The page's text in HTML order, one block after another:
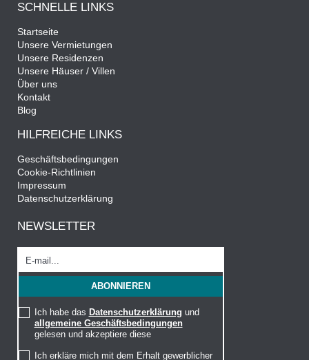
SCHNELLE LINKS
Startseite
Unsere Vermietungen
Unsere Residenzen
Unsere Häuser / Villen
Über uns
Kontakt
Blog
HILFREICHE LINKS
Geschäftsbedingungen
Cookie-Richtlinien
Impressum
Datenschutzerklärung
NEWSLETTER
Ich habe das Datenschutzerklärung und
allgemeine Geschäftsbedingungen
gelesen und akzeptiere diese
Ich erkläre mich mit dem Erhalt gewerblicher